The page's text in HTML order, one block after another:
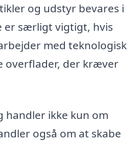
og udstyr bevares i
er særligt vigtigt, hvis
med teknologisk
overflader, der kræver
ikke kun om
også om at skabe